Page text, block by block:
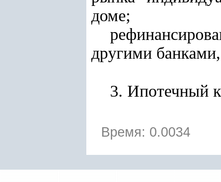
доме;
другими
3. Ипотечный
Время: 0.0034